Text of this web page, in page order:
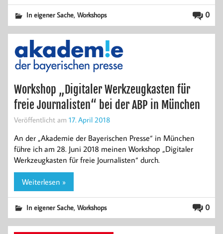
0
In eigener Sache,Workshops
Workshop „Digitaler Werkzeugkasten für
freie Journalisten“ bei der ABP in München
Veröffentlicht am 17. April 2018
An der „Akademie der Bayerischen Presse“ in München
führe ich am 28. Juni 2018 meinen Workshop „Digitaler
Werkzeugkasten für freie Journalisten“ durch.
Weiterlesen »
0
In eigener Sache,Workshops